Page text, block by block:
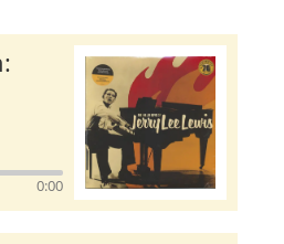
0:00